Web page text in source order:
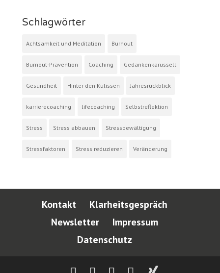
Schlagwörter
Achtsamkeit und Meditation Burnout
Burnout-Prävention Coaching Gedankenkarussell
Gesundheit Hinter den Kulissen Jahresrückblick
karrierecoaching lifecoaching Selbstreflektion
Stress Stress abbauen Stressbewältigung
Stressfaktoren Stress reduzieren Veränderung
Kontakt
Klarheitsgespräch
Newsletter
Impressum
Datenschutz